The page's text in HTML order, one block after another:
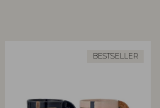
BESTSELLER